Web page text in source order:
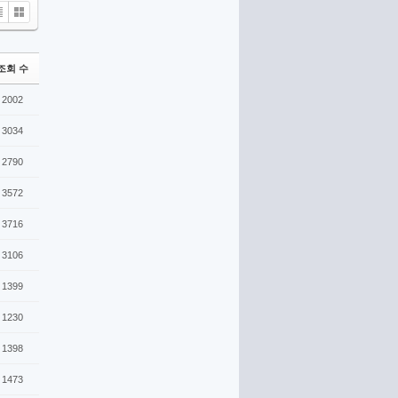
Gallery
회 수
2002
3034
2790
3572
3716
3106
1399
1230
1398
1473